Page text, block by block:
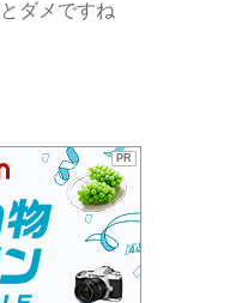
ダメですね
PR